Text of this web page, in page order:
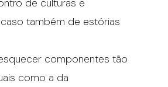
também de estórias
componentes tão
como a da